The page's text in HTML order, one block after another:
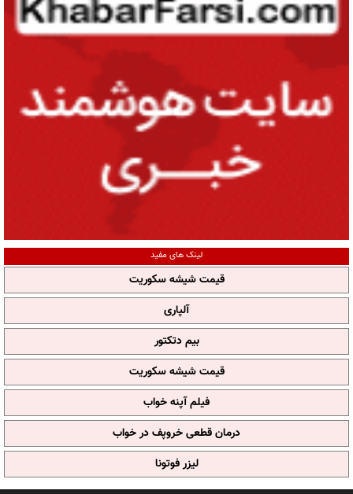
لینک های مفید
قیمت شیشه سکوریت
آلپاری
بیم دتکتور
قیمت شیشه سکوریت
فیلم آپنه خواب
درمان قطعی خروپف در خواب
لیزر فوتونا